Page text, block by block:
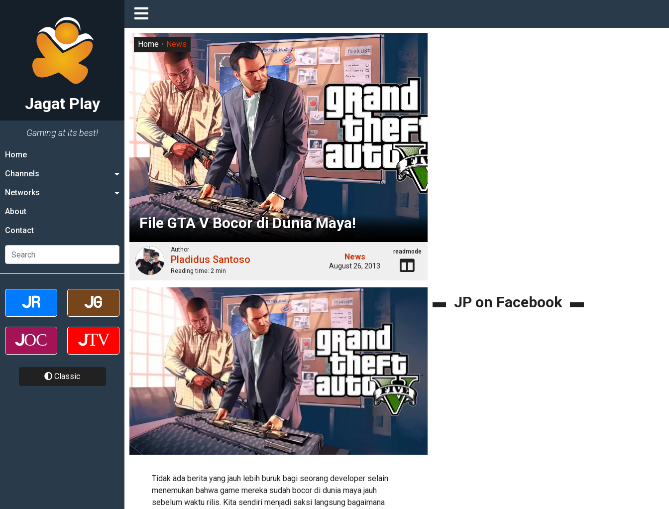
Jagat Play
Gaming at its best!
Home
Channels
Networks
About
Contact
Classic
File GTA V Bocor di Dunia Maya!
Home News
Author
Pladidus Santoso
Reading time: 2 min
News
August 26, 2013
readmode
Tidak ada berita yang jauh lebih buruk bagi seorang developer selain
menemukan bahwa game mereka sudah bocor di dunia maya jauh
sebelum waktu rilis. Kita sendiri menjadi saksi langsung bagaimana
JP on Facebook